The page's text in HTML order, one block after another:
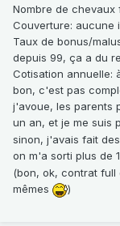
Nombre de chevaux
Couverture: aucune
Taux de bonus/
depuis 99, ça a du
Cotisation annuelle:
bon, c'est pas
j'avoue, les parents
un an, et je me suis
sinon, j'avais fait
on m'a sorti plus de
(bon, ok, contrat full
mêmes
)